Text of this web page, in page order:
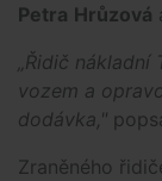
Petra Hrůzová
„Řidič
vozem a
dodávka,"
Zraněného